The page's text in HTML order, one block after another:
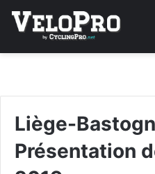
Liège-
Présentation